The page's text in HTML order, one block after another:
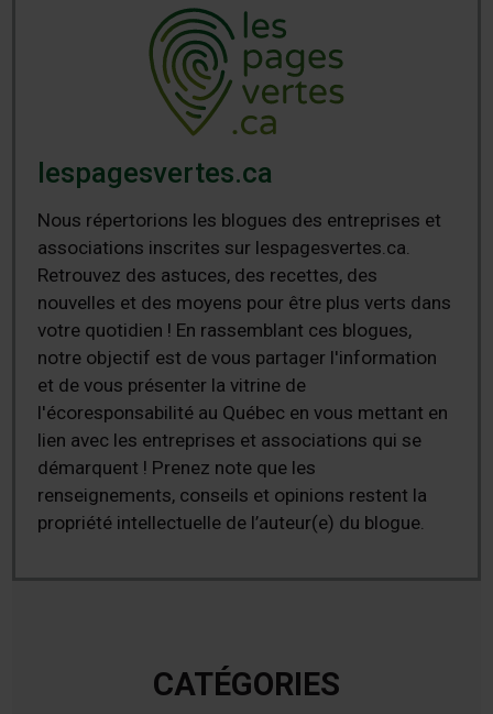
lespagesvertes.ca
Nous répertorions les blogues des entreprises et
associations inscrites sur lespagesvertes.ca.
Retrouvez des astuces, des recettes, des
nouvelles et des moyens pour être plus verts dans
votre quotidien ! En rassemblant ces blogues,
notre objectif est de vous partager l'information
et de vous présenter la vitrine de
l'écoresponsabilité au Québec en vous mettant en
lien avec les entreprises et associations qui se
démarquent ! Prenez note que les
renseignements, conseils et opinions restent la
propriété intellectuelle de l’auteur(e) du blogue.
CATÉGORIES